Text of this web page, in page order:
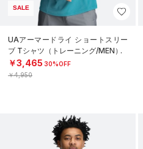
SALE
UAアーマードライ ショートスリー
ブ Tシャツ（トレーニング/MEN）
￥3,465 30%OFF
￥4,950